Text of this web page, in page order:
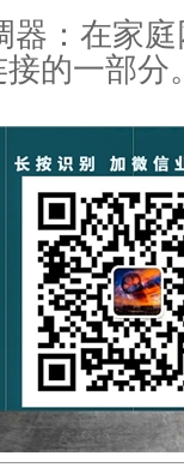
：在家庭
的一部分